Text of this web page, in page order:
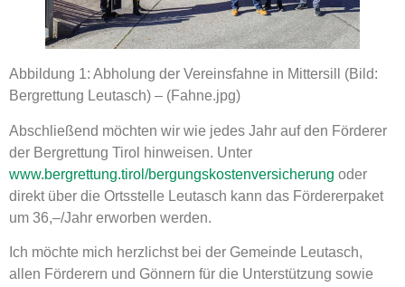
Abbildung 1: Abholung der Vereinsfahne in Mittersill (Bild:
Bergrettung Leutasch) – (Fahne.jpg)
Abschließend möchten wir wie jedes Jahr auf den Förderer
der Bergrettung Tirol hinweisen. Unter
www.bergrettung.tirol/bergungskostenversicherung oder
direkt über die Ortsstelle Leutasch kann das Fördererpaket
um 36,–/Jahr erworben werden.
Ich möchte mich herzlichst bei der Gemeinde Leutasch,
allen Förderern und Gönnern für die Unterstützung sowie